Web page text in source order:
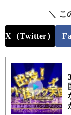
＼ こ
X（Twitter）